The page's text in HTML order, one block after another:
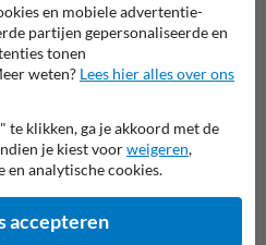
en mobiele advertentie-
partijen gepersonaliseerde en
tonen
weten? Lees hier alles over ons
te klikken, ga je akkoord met de
je kiest voorweigeren,
en analytische cookies.
accepteren